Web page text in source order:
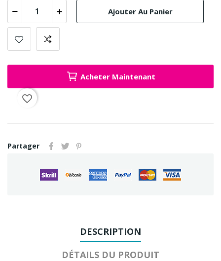
Ajouter Au Panier
Acheter Maintenant
favorite_border
Partager
DESCRIPTION
DÉTAILS DU PRODUIT